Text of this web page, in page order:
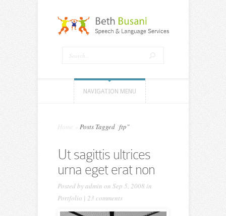
NAVIGATION MENU
Home Posts Tagged ftp"
Ut sagittis ultrices
urna eget erat non
Posted byadmin on Sep 5, 2008 in
Portfolio | 23 comments